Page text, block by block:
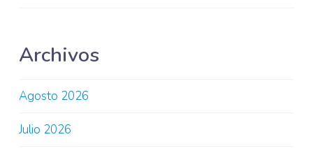
Archivos
Agosto 2026
Julio 2026